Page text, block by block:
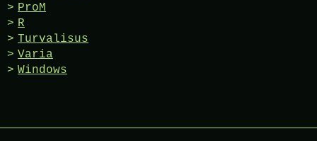
ProM
R
Turvalisus
Varia
Windows